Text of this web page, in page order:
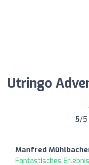
Utringo
5/5
Manfred
Fantastisches